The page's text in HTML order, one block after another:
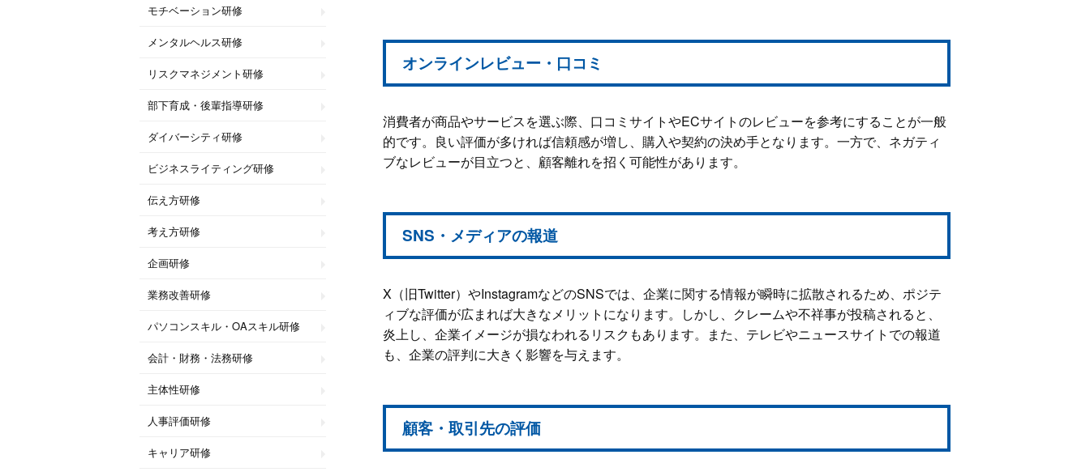
オンラインレビュー・口コミ
消費者が商品やサービスを選ぶ際、口コミサイトやECサイトのレビューを参考にすることが一般
的です。良い評価が多ければ信頼感が増し、購入や契約の決め手となります。一方で、ネガティ
ブなレビューが目立つと、顧客離れを招く可能性があります。
SNS・メディアの報道
X（旧Twitter）やInstagramなどのSNSでは、企業に関する情報が瞬時に拡散されるため、ポジテ
ィブな評価が広まれば大きなメリットになります。しかし、クレームや不祥事が投稿されると、
炎上し、企業イメージが損なわれるリスクもあります。また、テレビやニュースサイトでの報道
も、企業の評判に大きく影響を与えます。
顧客・取引先の評価
モチベーション研修
メンタルヘルス研修
リスクマネジメント研修
部下育成・後輩指導研修
ダイバーシティ研修
ビジネスライティング研修
伝え方研修
考え方研修
企画研修
業務改善研修
パソコンスキル・OAスキル研修
会計・財務・法務研修
主体性研修
人事評価研修
キャリア研修